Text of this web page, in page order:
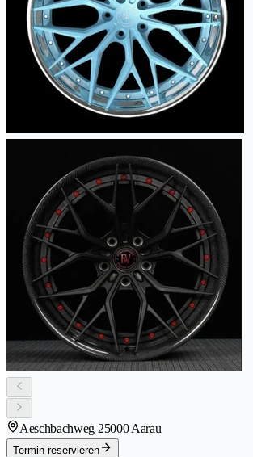
Aeschbachweg 25000 Aarau
Termin reservieren